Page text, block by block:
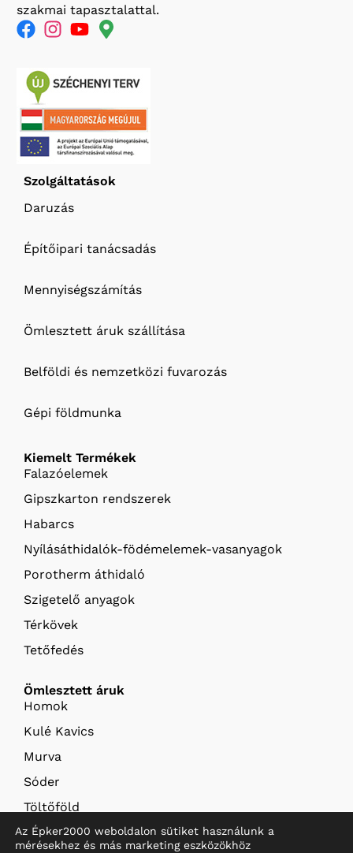
szakmai tapasztalattal.
Szolgáltatások
Daruzás
Építőipari tanácsadás
Mennyiségszámítás
Ömlesztett áruk szállítása
Belföldi és nemzetközi fuvarozás
Gépi földmunka
Kiemelt Termékek
Falazóelemek
Gipszkarton rendszerek
Habarcs
Nyílásáthidalók-födémelemek-vasanyagok
Porotherm áthidaló
Szigetelő anyagok
Térkövek
Tetőfedés
Ömlesztett áruk
Homok
Kulé Kavics
Murva
Sóder
Töltőföld
Termőföld
Az Épker2000 weboldalon sütiket használunk a
mérésekhez és más marketing eszközökhöz